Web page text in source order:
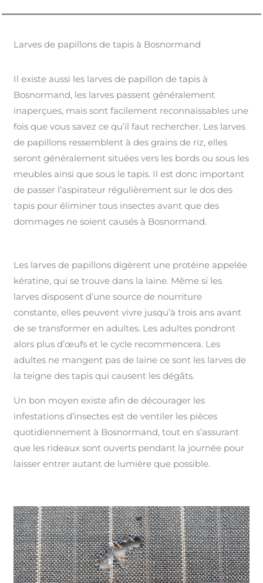
Larves de papillons de tapis à Bosnormand
Il existe aussi les larves de papillon de tapis à
Bosnormand, les larves passent généralement
inaperçues, mais sont facilement reconnaissables une
fois que vous savez ce qu’il faut rechercher. Les larves
de papillons ressemblent à des grains de riz, elles
seront généralement situées vers les bords ou sous les
meubles ainsi que sous le tapis. Il est donc important
de passer l’aspirateur régulièrement sur le dos des
tapis pour éliminer tous insectes avant que des
dommages ne soient causés à Bosnormand.
Les larves de papillons digèrent une protéine appelée
kératine, qui se trouve dans la laine. Même si les
larves disposent d’une source de nourriture
constante, elles peuvent vivre jusqu’à trois ans avant
de se transformer en adultes. Les adultes pondront
alors plus d’œufs et le cycle recommencera. Les
adultes ne mangent pas de laine ce sont les larves de
la teigne des tapis qui causent les dégâts.
Un bon moyen existe afin de décourager les
infestations d’insectes est de ventiler les pièces
quotidiennement à Bosnormand, tout en s’assurant
que les rideaux sont ouverts pendant la journée pour
laisser entrer autant de lumière que possible.